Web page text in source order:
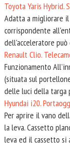
Toyota Yaris Hybrid.
Adatta a migliorare
corrispondente
dell'acceleratore può
Renault Clio.
Funzionamento
(situata sul
delle luci della targa
Hyundai i20.
Per aprire il vano
la leva. Cassetto
leva ed il cassetto si